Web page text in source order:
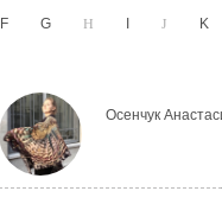
F G H J K
Осенчук